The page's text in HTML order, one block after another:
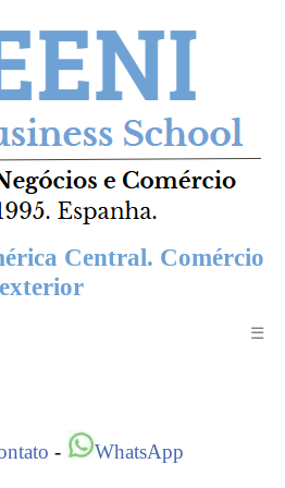
Central. Comércio
exterior
☰
- WhatsApp